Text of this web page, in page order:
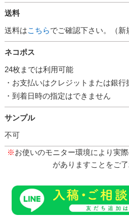
送料
送料はこちらでご確認下さい。（新
ネコポス
24枚までは利用可能
・お支払いはクレジットまたは銀行
・到着日時の指定はできません
サンプル
不可
※お使いのモニター環境により実
がありますことをご了